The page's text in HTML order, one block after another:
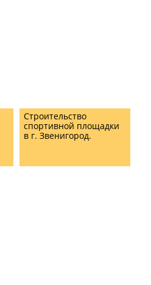
Строительство
спортивной площадки
в г. Звенигород.